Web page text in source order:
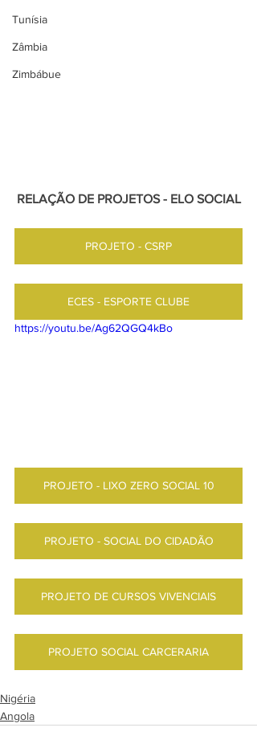
Tunísia
Zâmbia
Zimbábue
RELAÇÃO DE PROJETOS - ELO SOCIAL
PROJETO - CSRP
ECES - ESPORTE CLUBE
https://youtu.be/Ag62QGQ4kBo
PROJETO - LIXO ZERO SOCIAL 10
PROJETO - SOCIAL DO CIDADÃO
PROJETO DE CURSOS VIVENCIAIS
PROJETO SOCIAL CARCERARIA
Nigéria
Angola